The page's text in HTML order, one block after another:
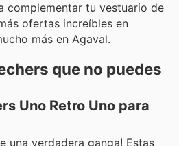
complementar tu vestuario de
ofertas increíbles en
más en Agaval.
que no puedes
Uno Retro Uno para
una verdadera ganga! Estas